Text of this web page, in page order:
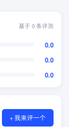
基于 0条评测
0.0
0.0
0.0
+ 我来评一个